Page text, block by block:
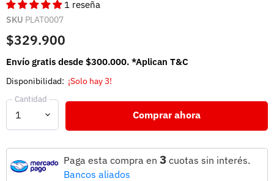
1 reseña
SKU PLAT0007
$329.900
Envío gratis desde $300.000. *Aplican T&C
Disponibilidad: ¡Solo hay 3!
Cantidad
Comprar ahora
Paga esta compra en 3 cuotas sin interés.
Bancos aliados